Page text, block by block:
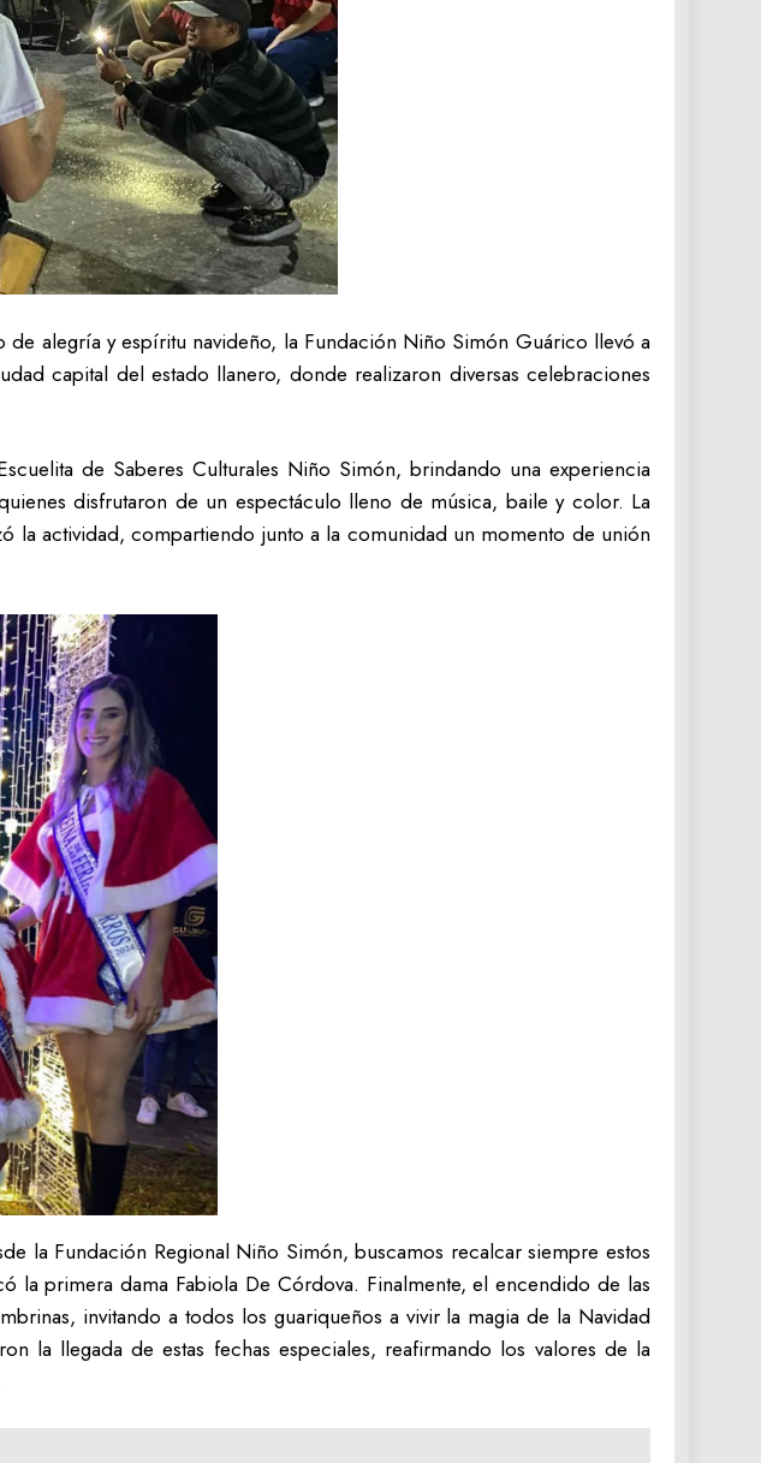
de alegría y espíritu navideño, la Fundación Niño Simón Guárico llevó a
capital del estado llanero, donde realizaron diversas celebraciones
de Saberes Culturales Niño Simón, brindando una experiencia
disfrutaron de un espectáculo lleno de música, baile y color. La
la actividad, compartiendo junto a la comunidad un momento de unión
la Fundación Regional Niño Simón, buscamos recalcar siempre estos
la primera dama Fabiola De Córdova. Finalmente, el encendido de las
invitando a todos los guariqueños a vivir la magia de la Navidad
la llegada de estas fechas especiales, reafirmando los valores de la